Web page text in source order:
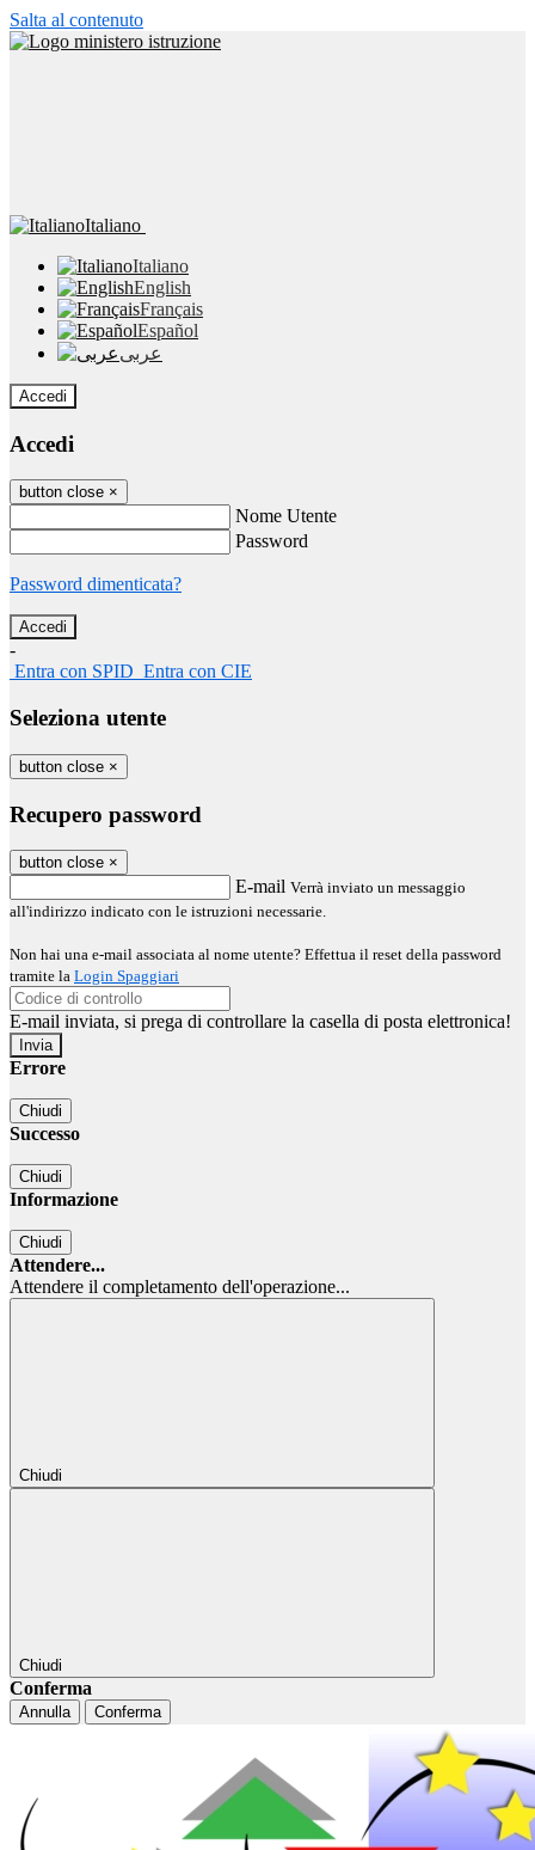
Salta al contenuto
Italiano
Italiano
English
Français
Español
عربى
Accedi
Accedi
button close ×
Nome Utente
Password
Password dimenticata?
-
Entra con SPID Entra con CIE
Seleziona utente
button close ×
Recupero password
button close ×
E-mail Verrà inviato un messaggio
all'indirizzo indicato con le istruzioni necessarie.
Non hai una e-mail associata al nome utente? Effettua il reset della password
tramite la Login Spaggiari
E-mail inviata, si prega di controllare la casella di posta elettronica!
Errore
Chiudi
Successo
Chiudi
Informazione
Chiudi
Attendere...
Attendere il completamento dell'operazione...
Chiudi
Chiudi
Conferma
Annulla Conferma